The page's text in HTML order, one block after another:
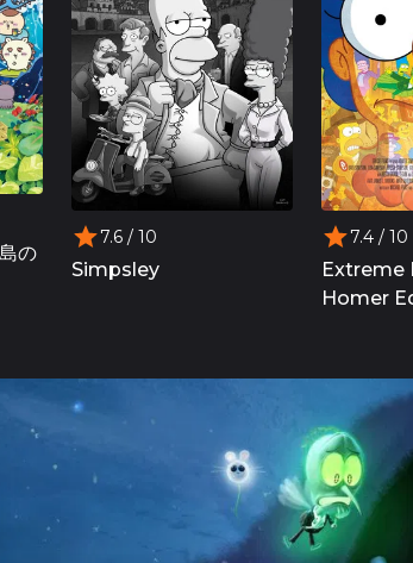
の
7.6 / 10
Simpsley
7.4/ 10
Extreme
Homer